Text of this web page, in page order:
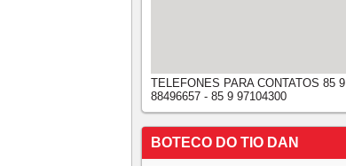
TELEFONES PARA CONTATOS 85 9
88496657 - 85 9 97104300
BOTECO DO TIO DAN